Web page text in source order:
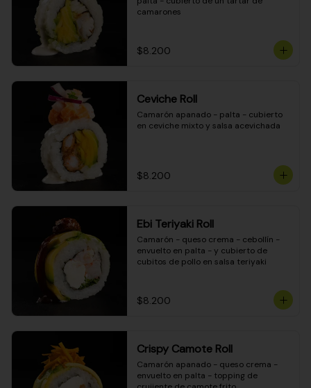
camarones
$8.200
Ceviche Roll
Camarón apanado - palta - cubierto
en ceviche mixto y salsa acevichada
$8.200
Ebi Teriyaki Roll
Camarón - queso crema - cebollín -
envuelto en palta - y cubierto de
cubitos de pollo en salsa teriyaki
$8.200
Crispy Camote Roll
Camarón apanado - queso crema -
envuelto en palta - topping de